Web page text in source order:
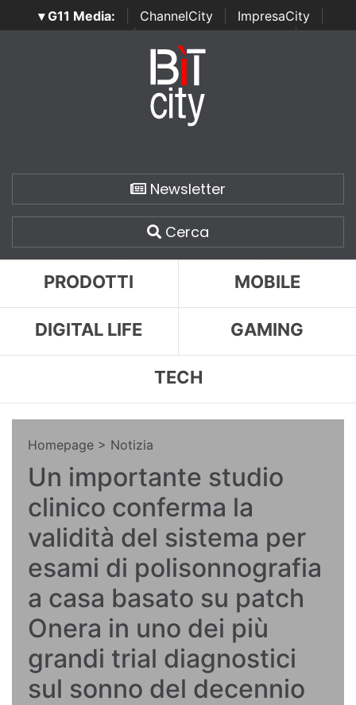
▾ G11 Media: ChannelCity ImpresaCity
SecurityOpenLab | Italian Channel Awards | Italian
Italian Security Awards
Newsletter
Cerca
PRODOTTI MOBILE
DIGITAL LIFE GAMING
TECH
Homepage > Notizia
Un importante studio
clinico conferma la
validità del sistema per
esami di polisonnografia
a casa basato su patch
Onera in uno dei più
grandi trial diagnostici
sul sonno del decennio